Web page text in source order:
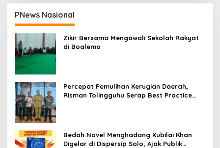
PNews Nasional
Zikir Bersama Mengawali Sekolah Rakyat
di Boalemo
Percepat Pemulihan Kerugian Daerah,
Risman Tolingguhu Serap Best Practice
Bedah Novel Menghadang Kubilai Khan
Digelar di Dispersip Solo, Ajak Publik